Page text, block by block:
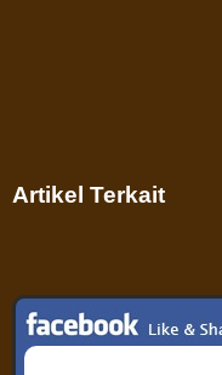
Artikel Terkait